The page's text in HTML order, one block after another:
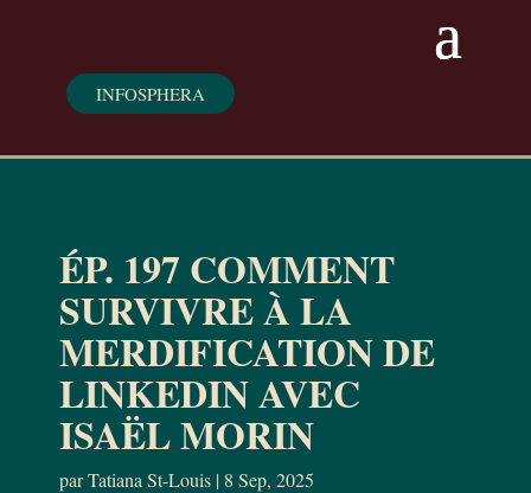
INFOSPHERA
ÉP. 197 COMMENT
SURVIVRE À LA
MERDIFICATION DE
LINKEDIN AVEC
ISAËL MORIN
parTatiana St-Louis | 8 Sep, 2025